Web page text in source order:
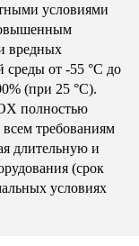
условиями
вредных
от -55 °C до
(при 25 °C).
полностью
всем требованиям
длительную и
(срок
условиях